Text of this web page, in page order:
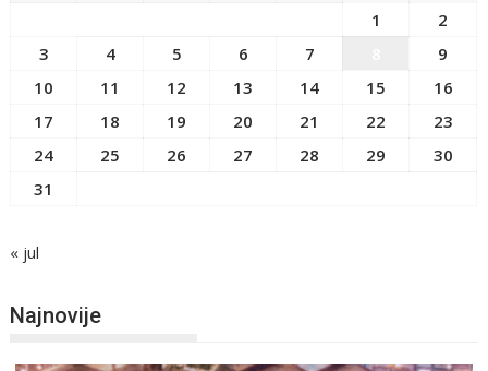
1
2
3
4 5 6 7
9
10
11 12 13 14 15
16
17
18 19 20 21 22
23
24
25 26 27 28 29
30
31
« jul
Najnovije